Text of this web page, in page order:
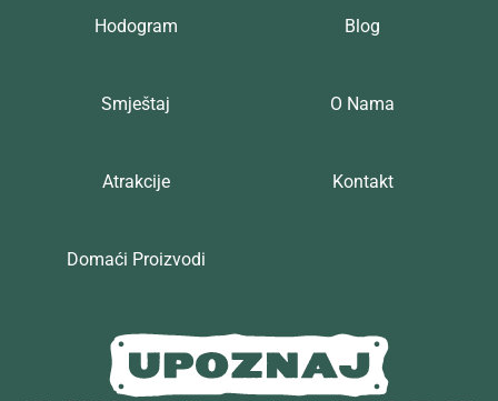
Hodogram
Smještaj
Atrakcije
Domaći Proizvodi
Blog
O Nama
Kontakt